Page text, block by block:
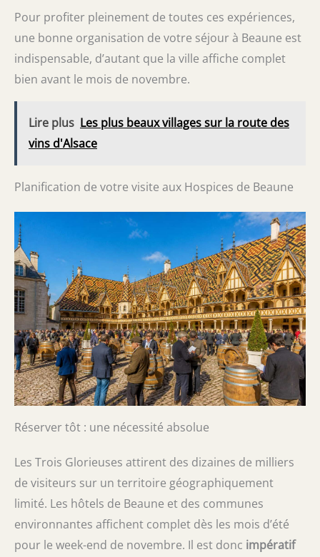
Pour profiter pleinement de toutes ces expériences,
une bonne organisation de votre séjour à Beaune est
indispensable, d’autant que la ville affiche complet
bien avant le mois de novembre.
Lire plus Les plus beaux villages sur la route des
vins d'Alsace
Planification de votre visite aux Hospices de Beaune
Réserver tôt : une nécessité absolue
Les Trois Glorieuses attirent des dizaines de milliers
de visiteurs sur un territoire géographiquement
limité. Les hôtels de Beaune et des communes
environnantes affichent complet dès les mois d’été
pour le week-end de novembre. Il est donc impératif